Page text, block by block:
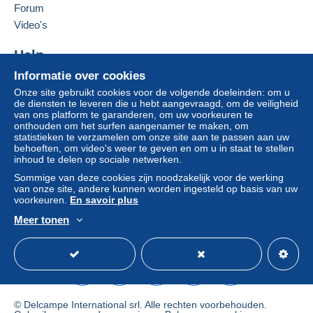
voor de aankopen:
Zone 1
Zone 2
Deze zone omvatéén land.
Brief (normaal/klein formaat)
Betaling via:
€ 1,00
Deze verkoper toevoegen aan mijn favorieten
Informatie over cookies
Onze site gebruikt cookies voor de volgende doeleinden: om u
de diensten te leveren die u hebt aangevraagd, om de veiligheid
van ons platform te garanderen, om uw voorkeuren te
onthouden om het surfen aangenamer te maken, om
statistieken te verzamelen om onze site aan te passen aan uw
behoeften, om video's weer te geven en om u in staat te stellen
inhoud te delen op sociale netwerken.
Sommige van deze cookies zijn noodzakelijk voor de werking
van onze site, andere kunnen worden ingesteld op basis van uw
voorkeuren. En savoir plus
Meer tonen
Forum
Video's
Help
Hulpcentrum
Kopen op Delcampe
Verkopen op Delcampe
Een beveiligde website
© Delcampe International srl. Alle rechten voorbehouden.